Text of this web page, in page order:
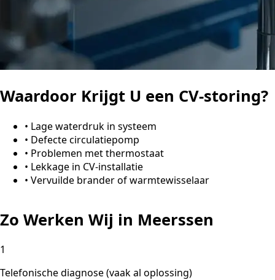
Waardoor Krijgt U een CV-storing?
• Lage waterdruk in systeem
• Defecte circulatiepomp
• Problemen met thermostaat
• Lekkage in CV-installatie
• Vervuilde brander of warmtewisselaar
Zo Werken Wij in Meerssen
1
Telefonische diagnose (vaak al oplossing)